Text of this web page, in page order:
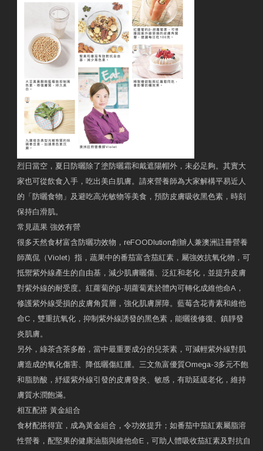
烈日當空，夏日防曬除了塗防曬霜和戴遮陽帽外，未必足夠。其實大
家也可從飲食入手，吃出美白肌膚。請來營養師為大家解構平易近人
的「防曬食物」及避吃高光敏物等美食，預防皮膚吸收黑色素，時刻
保持白滑肌。
常見蔬果 強效有營
很多天然食材富含防曬功效物，reFOODlution創辧人兼澳洲註冊營養
師萬侃（Violet）指，蔬果中的番茄富含茄紅素，屬強效抗氧化物，可
抵禦紫外線產生的自由基，減少肌膚曬傷、泛紅和老化，並提升皮膚
對紫外線的耐受度。紅蘿蔔的β-胡蘿蔔素於體內可轉化成維他命A，
修護紫外線受損的皮膚角質層，強化肌膚屏障。藍莓含花青素和維他
命C，雙重抗氧化，抑制紫外線誘發的黑色素，能曬後修復、鎮靜發
炎肌膚。
另外，綠茶含茶多酚，當中最重要成分的兒茶素，可減輕紫外線對肌
膚造成的氧化傷害、降低曬傷紅腫。三文魚富優質Omega-3多元不飽
和脂肪酸，紓緩紫外線引發的皮膚發炎、敏感，有助延緩老化，維持
膚質水潤飽滿。
相互配搭 黃金組合
食材配搭得宜，成為黃金組合，令功效提升；如番茄中茄紅素屬脂溶
性營養，配堅果的健康油脂與維他命E，可助人體吸收茄紅素及對抗自